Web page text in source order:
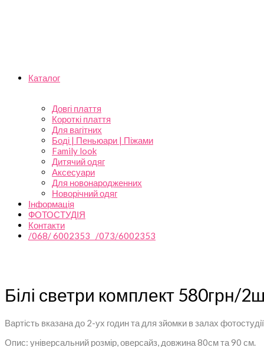
Каталог
Довгі плаття
Короткі плаття
Для вагітних
Боді | Пеньюари | Піжами
Family look
Дитячий одяг
Аксесуари
Для новонародженних
Новорічний одяг
Інформація
ФОТОСТУДІЯ
Контакти
/068/ 6002353 /073/6002353
Білі светри комплект 580грн/
Вартість вказана до 2-ух годин та для зйомки в залах
Опис: універсальний розмір, оверсайз, довжина 80см та 90 см.